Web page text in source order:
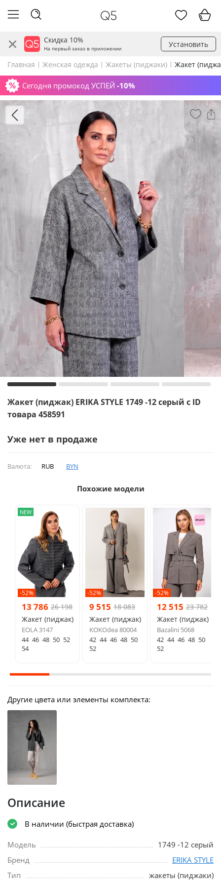
Скидка 10%
На первый заказ в приложении Установить
Главная Женская одежда Жакеты (пиджаки) Жакет
Сегодня промокод УСПЕЙ -10%
Жакет (пиджак) ERIKA STYLE 1749 -12 серый с ID
товара 458591
Уже нет в продаже
Валюта: RUB BYN
Похожие модели
NEW
-52%
13 786 26 198
Жакет (пиджак)
EOLA 3147
44 46 48 50 52
54
-52%
9 515 18 083
Жакет (пиджак)
KOKOdea 80004
42 44 46 48 50
52
-52%
12 515 23 782
Жакет (пиджак)
Bazalini 5068
42 44 46 48 50
52
Другие цвета или элементы комплекта:
Описание
В наличии (быстрая доставка)
Модель
1749 -12 серый
Бренд
ERIKA STYLE
Тип
жакеты (пиджаки)